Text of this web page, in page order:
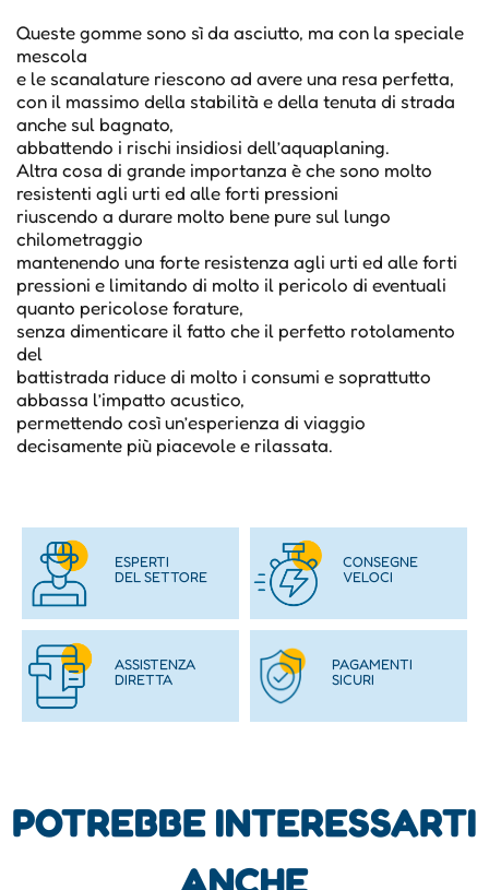
Queste gomme sono sì da asciutto, ma con la speciale
mescola
e le scanalature riescono ad avere una resa perfetta,
con il massimo della stabilità e della tenuta di strada
anche sul bagnato,
abbattendo i rischi insidiosi dell’aquaplaning.
Altra cosa di grande importanza è che sono molto
resistenti agli urti ed alle forti pressioni
riuscendo a durare molto bene pure sul lungo
chilometraggio
mantenendo una forte resistenza agli urti ed alle forti
pressioni e limitando di molto il pericolo di eventuali
quanto pericolose forature,
senza dimenticare il fatto che il perfetto rotolamento
del
battistrada riduce di molto i consumi e soprattutto
abbassa l’impatto acustico,
permettendo così un’esperienza di viaggio
decisamente più piacevole e rilassata.
ESPERTI
DEL SETTORE
CONSEGNE
VELOCI
ASSISTENZA
DIRETTA
PAGAMENTI
SICURI
POTREBBE INTERESSARTI
ANCHE